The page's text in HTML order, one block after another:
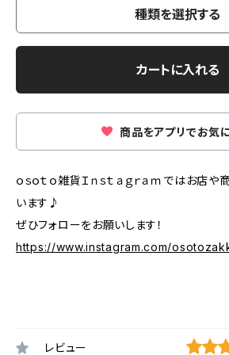
種類を選択する
カートに入れる
商品をアプリでお気
ｏｓｏｔｏ雑貨Ｉｎｓｔａｇｒａｍではお店
います♪
ぜひフォローをお願いします！
https://www.instagram.com/
レビュー